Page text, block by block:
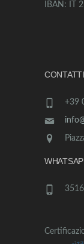
IBAN: IT
CONTATTI
+39